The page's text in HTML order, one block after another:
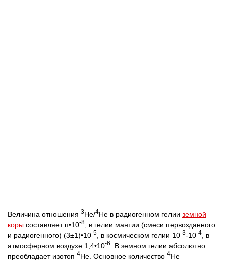
Величина отношения 3He/4He в радиогенном гелии земной
коры составляет п•10-8 , в гелии мантии (смеси первозданного
и радиогенного) (3±1)•10-5 , в космическом гелии 10-3-10-4 , в
атмосферном воздухе 1,4•10-6
. В земном гелии абсолютно
преобладает изотоп 4He. Основное количество 4He